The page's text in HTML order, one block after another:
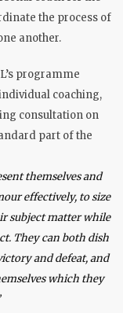
the process of
another.
programme
coaching,
consultation on
part of the
themselves and
effectively, to size
subject matter while
They can both dish
and defeat, and
which they